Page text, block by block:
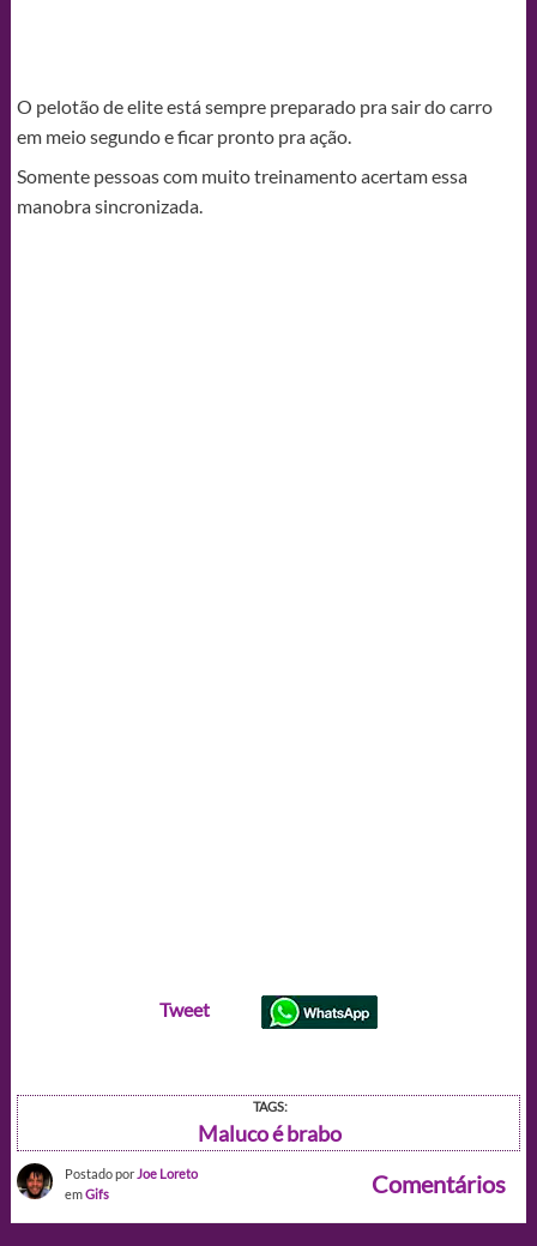
O pelotão de elite está sempre preparado pra sair do carro
em meio segundo e ficar pronto pra ação.
Somente pessoas com muito treinamento acertam essa
manobra sincronizada.
Tweet
TAGS:
Maluco é brabo
Postado por Joe Loreto
emGifs Comentários